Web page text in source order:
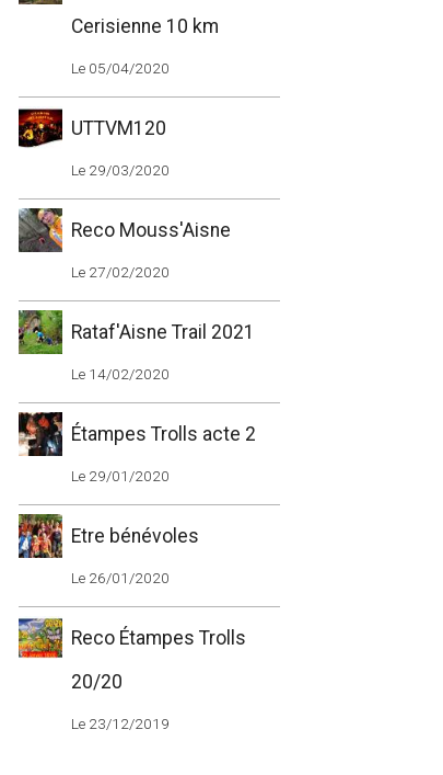
Cerisienne 10 km
Le 05/04/2020
UTTVM120
Le 29/03/2020
Reco Mouss'Aisne
Le 27/02/2020
Rataf'Aisne Trail 2021
Le 14/02/2020
Étampes Trolls acte 2
Le 29/01/2020
Etre bénévoles
Le 26/01/2020
Reco Étampes Trolls
20/20
Le 23/12/2019